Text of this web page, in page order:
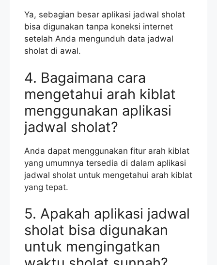
Ya, sebagian besar aplikasi jadwal sholat
bisa digunakan tanpa koneksi internet
setelah Anda mengunduh data jadwal
sholat di awal.
4. Bagaimana cara
mengetahui arah kiblat
menggunakan aplikasi
jadwal sholat?
Anda dapat menggunakan fitur arah kiblat
yang umumnya tersedia di dalam aplikasi
jadwal sholat untuk mengetahui arah kiblat
yang tepat.
5. Apakah aplikasi jadwal
sholat bisa digunakan
untuk mengingatkan